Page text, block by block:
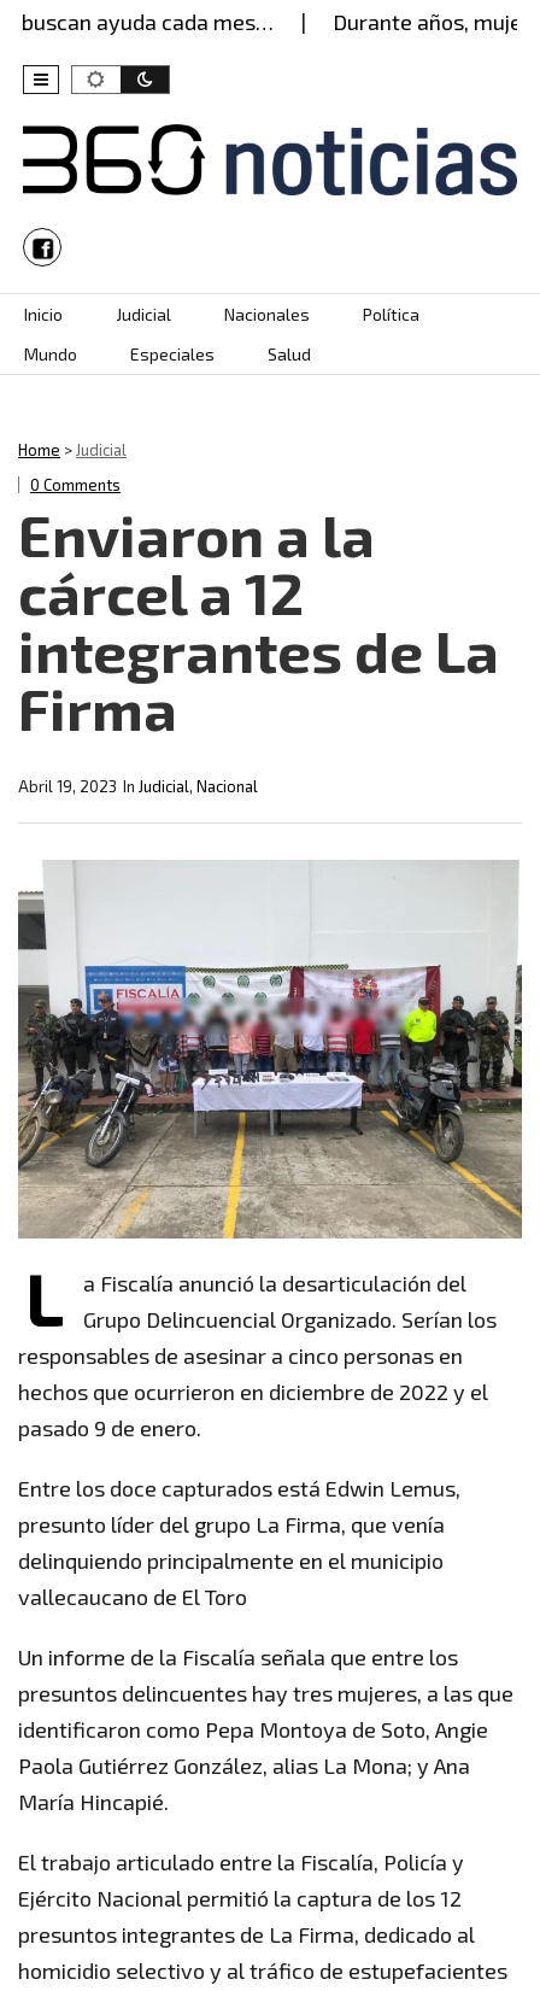
ayuda cada mes… Durante años, mujer
Skip to content
Inicio Judicial Nacionales
Política
Mundo
Especiales Salud
Home >Judicial
0 Comments
Enviaron a la
cárcel a 12
integrantes de La
Firma
In Judicial, Nacional
Abril 19, 2023
L
a Fiscalía anunció la desarticulación del
Grupo Delincuencial Organizado. Serían los
responsables de asesinar a cinco personas en
hechos que ocurrieron en diciembre de 2022 y el
pasado 9 de enero.
Entre los doce capturados está Edwin Lemus,
presunto líder del grupo La Firma, que venía
delinquiendo principalmente en el municipio
vallecaucano de El Toro
Un informe de la Fiscalía señala que entre los
presuntos delincuentes hay tres mujeres, a las que
identificaron como Pepa Montoya de Soto, Angie
Paola Gutiérrez González, alias La Mona; y Ana
María Hincapié.
El trabajo articulado entre la Fiscalía, Policía y
Ejército Nacional permitió la captura de los 12
presuntos integrantes de La Firma, dedicado al
homicidio selectivo y al tráfico de estupefacientes